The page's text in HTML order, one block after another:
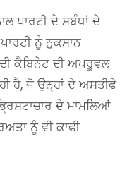
ਪਾਰਟੀ ਦੇ ਸਬੰਧਾਂ ਦੇ
ਨੂੰ ਨੁਕਸਾਨ
ਕੈਬਿਨੇਟ ਦੀ ਅਪਰੂਵਲ
ਹੈ, ਜੋ ਉਨ੍ਹਾਂ ਦੇ ਅਸਤੀਫੇ
ਦੇ ਮਾਮਲਿਆਂ
ਨੂੰ ਵੀ ਕਾਫੀ